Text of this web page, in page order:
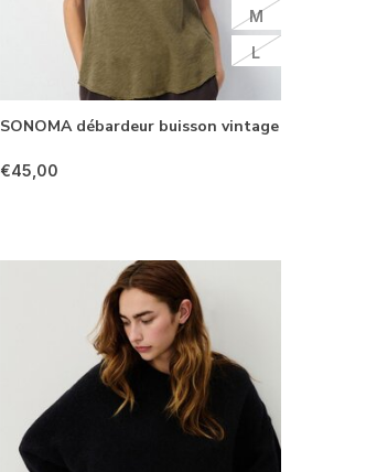
M
L
SONOMA débardeur buisson vintage
€45,00